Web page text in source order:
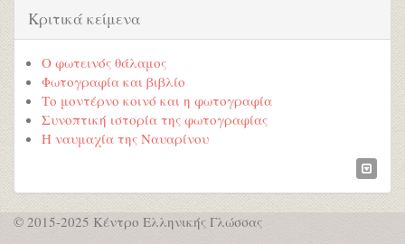
Κριτικά κείμενα
Ο φωτεινός θάλαμος
Φωτογραφία και βιβλίο
Το μοντέρνο κοινό και η φωτογραφία
Συνοπτική ιστορία της φωτογραφίας
Η ναυμαχία της Ναυαρίνου
© 2015-2025 Κέντρο Ελληνικής Γλώσσας